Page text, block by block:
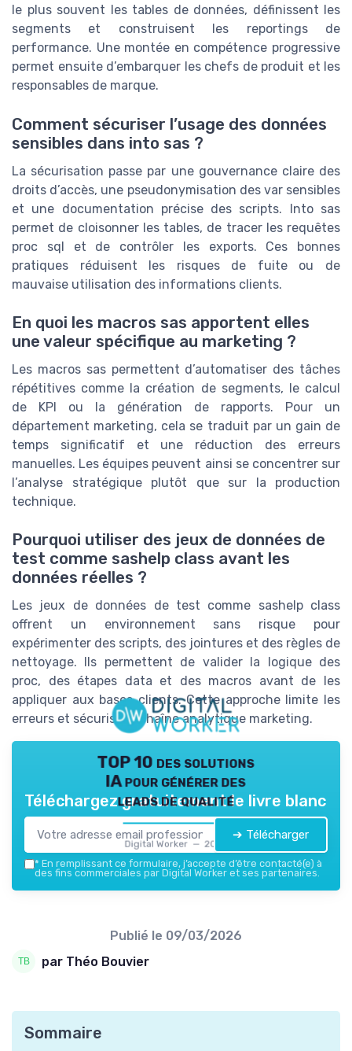
le plus souvent les tables de données, définissent les
segments et construisent les reportings de
performance. Une montée en compétence progressive
permet ensuite d’embarquer les chefs de produit et les
responsables de marque.
Comment sécuriser l’usage des données
sensibles dans into sas ?
La sécurisation passe par une gouvernance claire des
droits d’accès, une pseudonymisation des var sensibles
et une documentation précise des scripts. Into sas
permet de cloisonner les tables, de tracer les requêtes
proc sql et de contrôler les exports. Ces bonnes
pratiques réduisent les risques de fuite ou de
mauvaise utilisation des informations clients.
En quoi les macros sas apportent elles
une valeur spécifique au marketing ?
Les macros sas permettent d’automatiser des tâches
répétitives comme la création de segments, le calcul
de KPI ou la génération de rapports. Pour un
département marketing, cela se traduit par un gain de
temps significatif et une réduction des erreurs
manuelles. Les équipes peuvent ainsi se concentrer sur
l’analyse stratégique plutôt que sur la production
technique.
Pourquoi utiliser des jeux de données de
test comme sashelp class avant les
données réelles ?
Les jeux de données de test comme sashelp class
offrent un environnement sans risque pour
expérimenter des scripts, des jointures et des règles de
nettoyage. Ils permettent de valider la logique des
proc, des étapes data et des macros avant de les
appliquer aux bases clients. Cette approche limite les
erreurs et sécurise la chaîne analytique marketing.
TOP 10 des solutions
IA pour générer des
leads de qualité
Digital Worker — 2026
Téléchargez gratuitement le livre blanc
➔ Télécharger
* En remplissant ce formulaire, j’accepte d’être contacté(e) à
des fins commerciales par Digital Worker et ses partenaires.
Publié le 09/03/2026
par Théo Bouvier
Sommaire